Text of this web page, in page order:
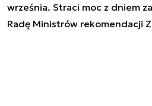
września. Straci moc z dniem
Radę Ministrów rekomendacji